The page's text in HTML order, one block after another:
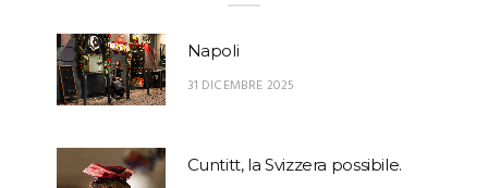
Napoli
31 DICEMBRE 2025
Cuntitt, la Svizzera possibile.